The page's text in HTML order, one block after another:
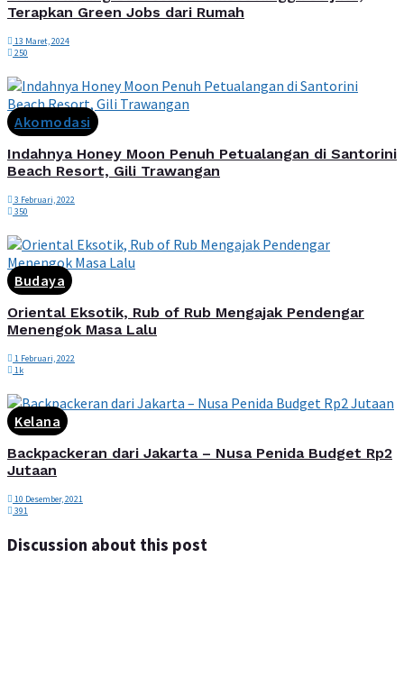
Terapkan Green Jobs dari Rumah
13 Maret, 2024
250
Akomodasi
Indahnya Honey Moon Penuh Petualangan di Santorini
Beach Resort, Gili Trawangan
3 Februari, 2022
350
Budaya
Oriental Eksotik, Rub of Rub Mengajak Pendengar
Menengok Masa Lalu
1 Februari, 2022
1k
Kelana
Backpackeran dari Jakarta – Nusa Penida Budget Rp2
Jutaan
10 Desember, 2021
391
Discussion about this post